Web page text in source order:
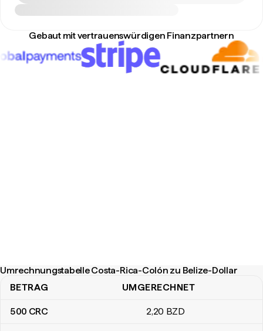
Gebaut mit vertrauenswürdigen Finanzpartnern
Umrechnungstabelle Costa-Rica-Colón zu Belize-Dollar
Umrechnungstabelle Costa-Rica-Colón zu Belize-Dollar
BETRAG UMGERECHNET
500 CRC 2,20 BZD